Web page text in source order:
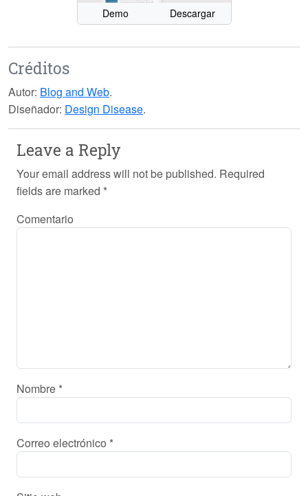
Demo Descargar
Créditos
Autor: Blog and Web.
Diseñador: Design Disease.
Leave a Reply
Your email address will not be published. Required
fields are marked *
Comentario
Nombre *
Correo electrónico *